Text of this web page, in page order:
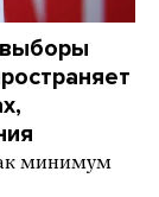
минимум